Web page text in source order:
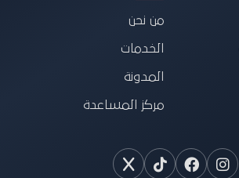
من نحن
الخدمات
المدونة
مركز المساعدة